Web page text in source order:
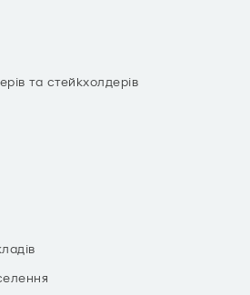
та стейкхолдерів